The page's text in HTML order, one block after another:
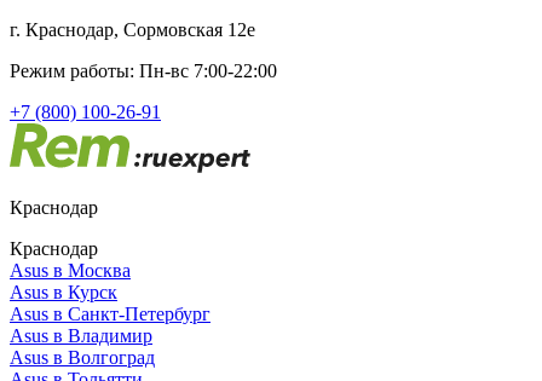
г. Краснодар, Сормовская 12е
Режим работы: Пн-вс 7:00-22:00
+7 (800) 100-26-91
Краснодар
Краснодар
Asus в Москва
Asus в Курск
Asus в Санкт-Петербург
Asus в Владимир
Asus в Волгоград